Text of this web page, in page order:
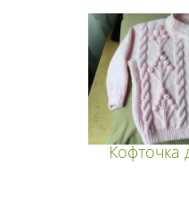
Кофточка